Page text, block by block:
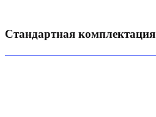
Стандартная комплектация